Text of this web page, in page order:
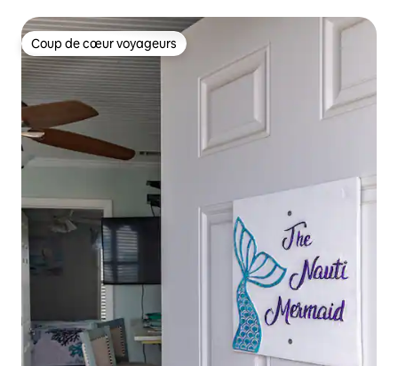
Coup de cœur voyageurs
Coup de cœur voyageurs